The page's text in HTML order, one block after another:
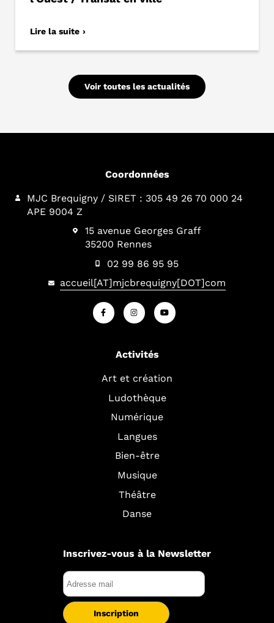
Lire la suite
Voir toutes les actualités
Coordonnées
MJC Brequigny / SIRET : 305 49 26 70 000 24
APE 9004 Z
15 avenue Georges Graff
35200 Rennes
02 99 86 95 95
accueil[AT]mjcbrequigny[DOT]com
Activités
Art et création
Ludothèque
Numérique
Langues
Bien-être
Musique
Théâtre
Danse
Inscrivez-vous à la Newsletter